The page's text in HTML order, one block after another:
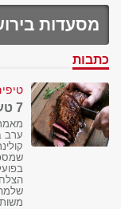
מסעדות
כתבות
7 טעויות נפוצות בארגון ערב בשרים
ערב
שלמה